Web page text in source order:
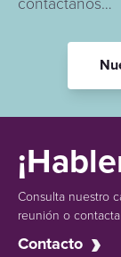
Consulta nuestro
reunión o
Contacto